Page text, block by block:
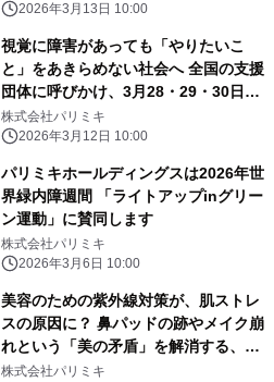
2026年3月13日 10:00
視覚に障害があっても「やりたいこ
と」をあきらめない社会へ 全国の支援
団体に呼びかけ、3月28・29・30日に
「共生社会を考える3日間」に向けて
～全国各地で啓発・相談・イベントの
株式会社パリミキ
2026年3月12日 10:00
パリミキホールディングスは2026年世
界緑内障週間 「ライトアップinグリー
ン運動」に賛同します
株式会社パリミキ
2026年3月6日 10:00
美容のための紫外線対策が、肌ストレ
スの原因に？ 鼻パッドの跡やメイク崩
れという「美の矛盾」を解消する、新
発想の鼻パッドなしサングラスが登場
株式会社パリミキ